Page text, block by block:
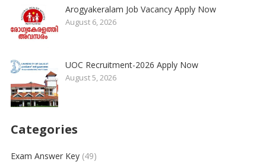
Arogyakeralam Job Vacancy Apply Now
August 6, 2026
UOC Recruitment-2026 Apply Now
August 5, 2026
Categories
Exam Answer Key(49)